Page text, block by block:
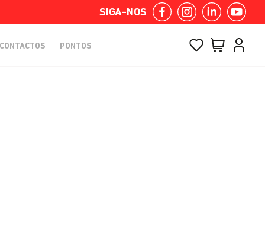
SIGA-NOS
CONTACTOS PONTOS